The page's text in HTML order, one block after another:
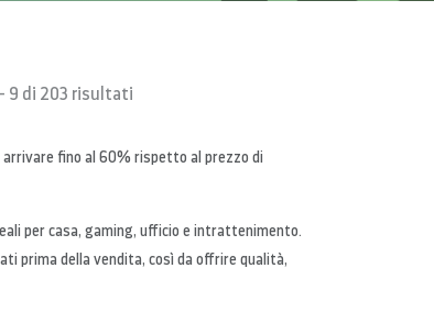
9 di 203 risultati
fino al 60% rispetto al prezzo di
per casa, gaming, ufficio e intrattenimento.
prima della vendita, così da offrire qualità,